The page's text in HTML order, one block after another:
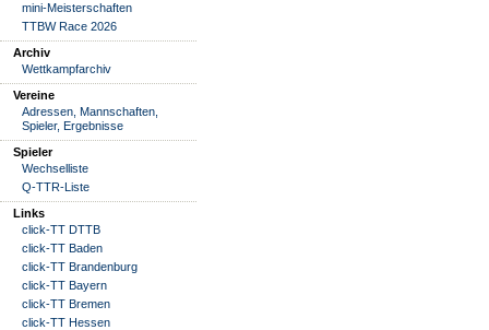
mini-Meisterschaften
TTBW Race 2026
Archiv
Wettkampfarchiv
Vereine
Adressen, Mannschaften,
Spieler, Ergebnisse
Spieler
Wechselliste
Q-TTR-Liste
Links
click-TT DTTB
click-TT Baden
click-TT Brandenburg
click-TT Bayern
click-TT Bremen
click-TT Hessen